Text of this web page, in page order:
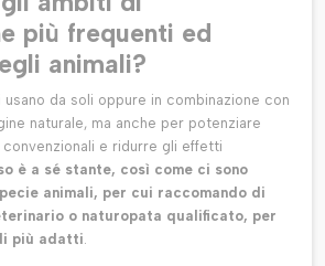
più frequenti ed
animali?
usano da soli oppure in combinazione con
naturale, ma anche per potenziare
convenzionali e ridurre gli effetti
è a sé stante, così come ci sono
animali, per cui raccomando di
o naturopata qualificato, per
più adatti.